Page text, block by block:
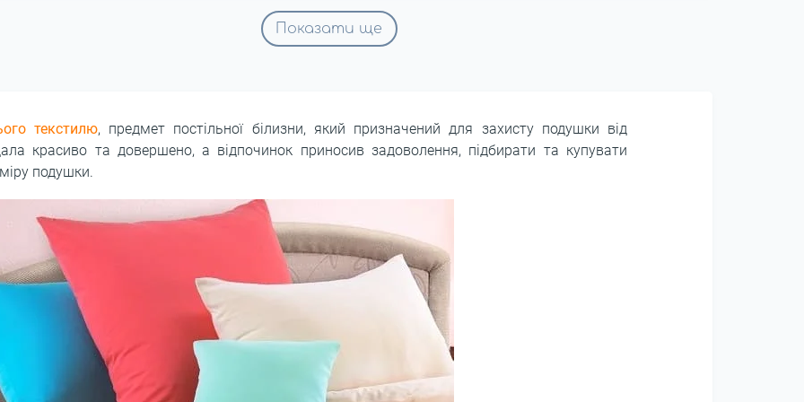
Показати ще
текстилю, предмет постільної білизни, який призначений для захисту подушки від
красиво та довершено, а відпочинок приносив задоволення, підбирати та купувати
подушки.